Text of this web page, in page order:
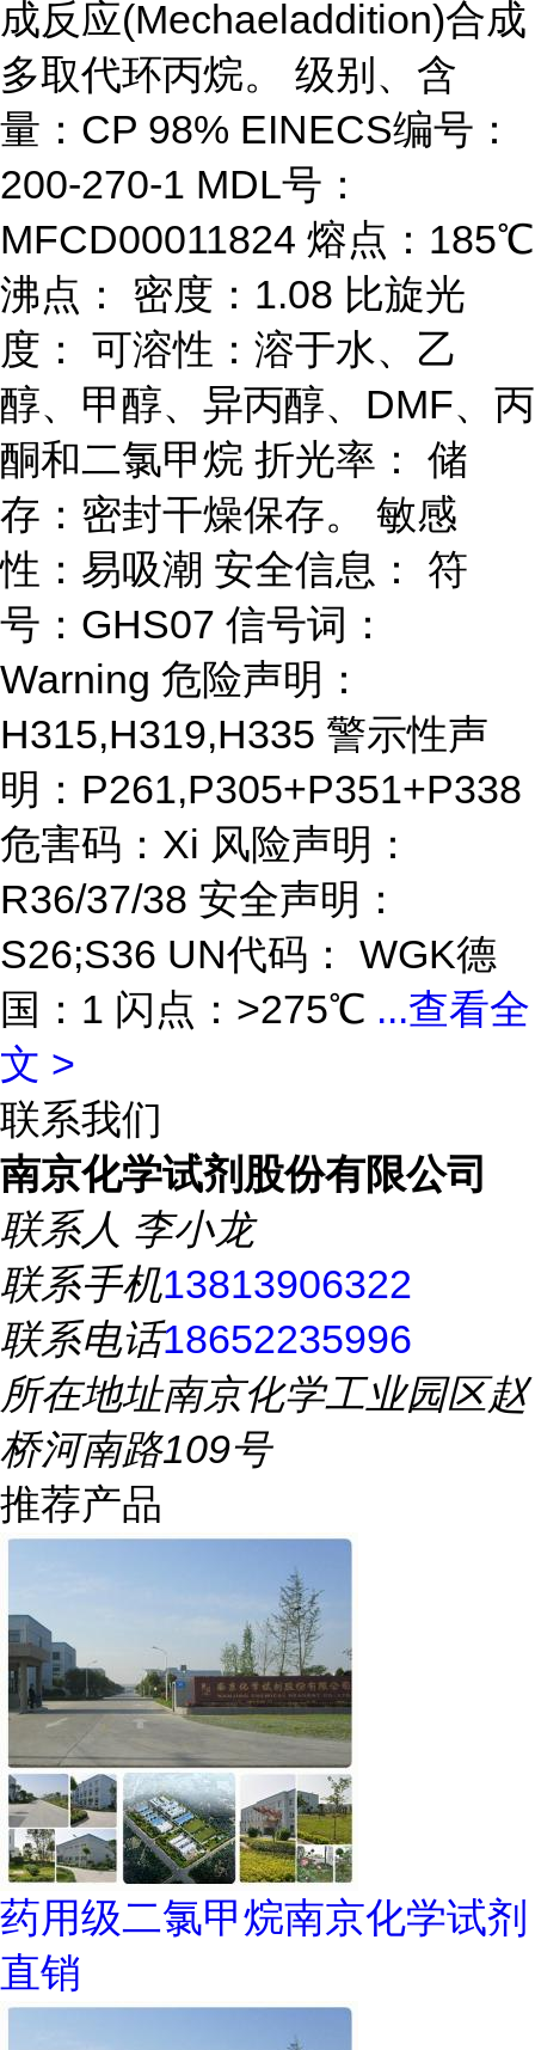
成反应(Mechaeladdition)合成
多取代环丙烷。 级别、含
量：CP 98% EINECS编号：
200-270-1 MDL号：
MFCD00011824 熔点：185℃
沸点： 密度：1.08 比旋光
度： 可溶性：溶于水、乙
醇、甲醇、异丙醇、DMF、丙
酮和二氯甲烷 折光率： 储
存：密封干燥保存。 敏感
性：易吸潮 安全信息： 符
号：GHS07 信号词：
Warning 危险声明：
H315,H319,H335 警示性声
明：P261,P305+P351+P338
危害码：Xi 风险声明：
R36/37/38 安全声明：
S26;S36 UN代码： WGK德
国：1 闪点：>275℃ ...查看全
文 >
联系我们
南京化学试剂股份有限公司
联系人 李小龙
联系手机13813906322
联系电话18652235996
所在地址南京化学工业园区赵
桥河南路109号
推荐产品
药用级二氯甲烷南京化学试剂
直销